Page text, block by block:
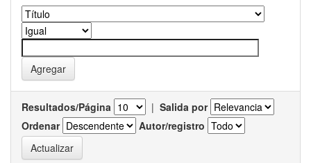
Resultados/Página | Salida por
Ordenar
Autor/registro